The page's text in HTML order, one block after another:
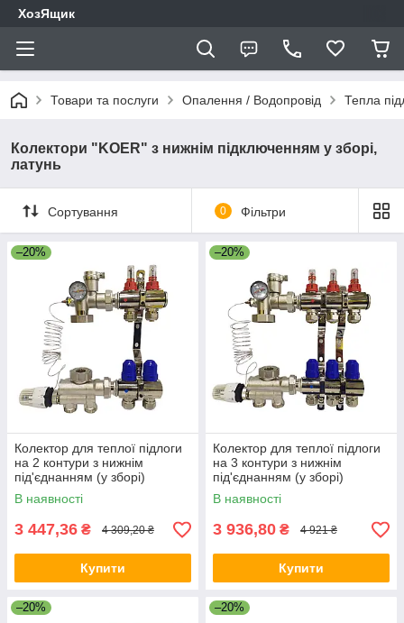
ХозЯщик
Товари та послуги Опалення / Водопровід Тепла
Колектори "KOER" з нижнім підключенням у зборі,
латунь
Сортування 0 Фільтри
–20%
Колектор для теплої підлоги
на 2 контури з нижнім
під'єднанням (у зборі)
"KOER" латунний.
В наявності
3 447,36 ₴ 4 309,20 ₴
Купити
–20%
Колектор для теплої підлоги
на 3 контури з нижнім
під'єднанням (у зборі)
"KOER" латунний.
В наявності
3 936,80 ₴ 4 921 ₴
Купити
–20% –20%